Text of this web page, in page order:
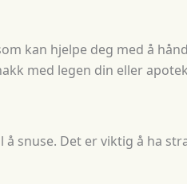
kan hjelpe deg med å
med legen din eller
snuse. Det er viktig å ha